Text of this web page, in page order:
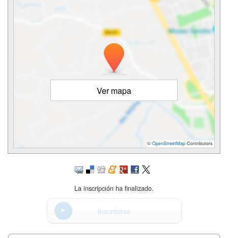
Ver mapa
© OpenStreetMap Contributors
La inscripción ha finalizado.
Inscribirse